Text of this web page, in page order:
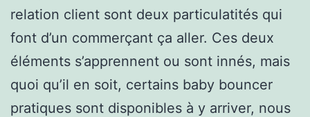
relation client sont deux particulatités qui
font d’un commerçant ça aller. Ces deux
éléments s’apprennent ou sont innés, mais
quoi qu’il en soit, certains baby bouncer
pratiques sont disponibles à y arriver, nous